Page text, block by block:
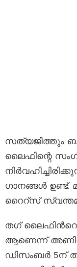
സത്യജിത്തും
ലൈഫിന്റെ
ഗാനങ്ങൾ
റൈറ്സ്
തഗ്
ആണെന്ന്
ഡിസംബർ 5ന്